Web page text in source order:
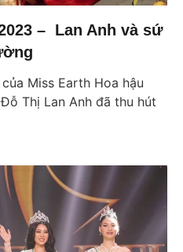
– Lan Anh và sứ
Miss Earth Hoa hậu
Thị Lan Anh đã thu hút